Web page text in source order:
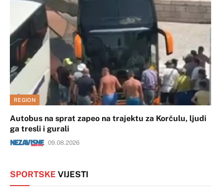
REGION
Autobus na sprat zapeo na trajektu za Korčulu, ljudi
ga tresli i gurali
09.08.2026
SPORTSKE VIJESTI